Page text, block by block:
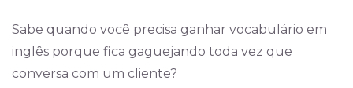
Sabe quando você precisa ganhar vocabulário em
inglês porque fica gaguejando toda vez que
conversa com um cliente?